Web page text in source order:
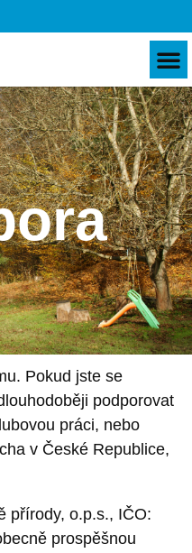
Pokud jste se
podporovat
práci, nebo
v České Republice,
přírody, o.p.s., IČO:
prospěšnou